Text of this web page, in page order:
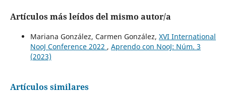
Artículos más leídos del mismo autor/a
Mariana González, Carmen González, XVI International
NooJ Conference 2022 , Aprendo con NooJ: Núm. 3
(2023)
Artículos similares